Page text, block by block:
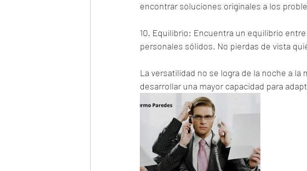
encontrar soluciones originales a los
10. Equilibrio: Encuentra un equilibrio
personales sólidos. No pierdas de vista
La versatilidad no se logra de la noche a
desarrollar una mayor capacidad para